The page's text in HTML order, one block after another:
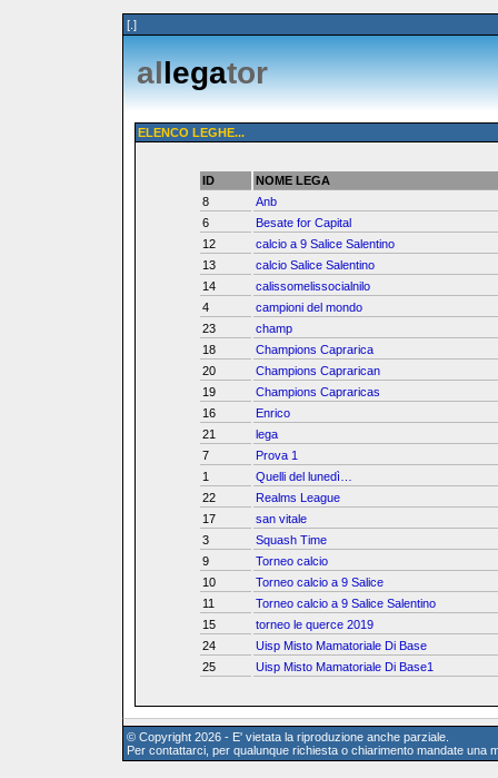
[.]
allegator
ELENCO LEGHE...
ID
NOME LEGA
8
Anb
6
Besate for Capital
12
calcio a 9 Salice Salentino
13
calcio Salice Salentino
14
calissomelissocialnilo
4
campioni del mondo
23
champ
18
Champions Caprarica
20
Champions Caprarican
19
Champions Capraricas
16
Enrico
21
lega
7
Prova 1
1
Quelli del lunedì…
22
Realms League
17
san vitale
3
Squash Time
9
Torneo calcio
10
Torneo calcio a 9 Salice
11
Torneo calcio a 9 Salice Salentino
15
torneo le querce 2019
24
Uisp Misto Mamatoriale Di Base
25
Uisp Misto Mamatoriale Di Base1
© Copyright 2026 - E' vietata la riproduzione anche parziale.
Per contattarci, per qualunque richiesta o chiarimento mandate una